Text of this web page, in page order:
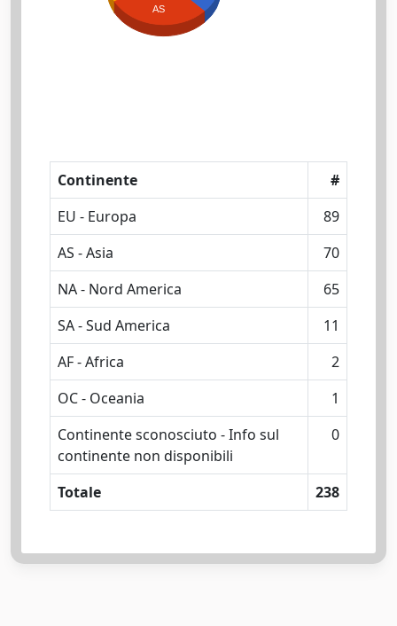
AS
Continente
#
EU - Europa
89
AS - Asia
70
NA - Nord America
65
SA - Sud America
11
AF - Africa
2
OC - Oceania
1
Continente sconosciuto - Info sul
continente non disponibili
0
Totale 238